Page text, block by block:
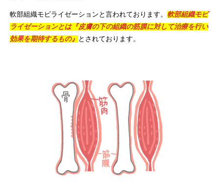
軟部組織モビライゼーションと言われております。 軟部組織モビ
ライゼーションとは『皮膚の下の組織の筋膜に対して治療を行い
効果を期待するもの』 とされております。